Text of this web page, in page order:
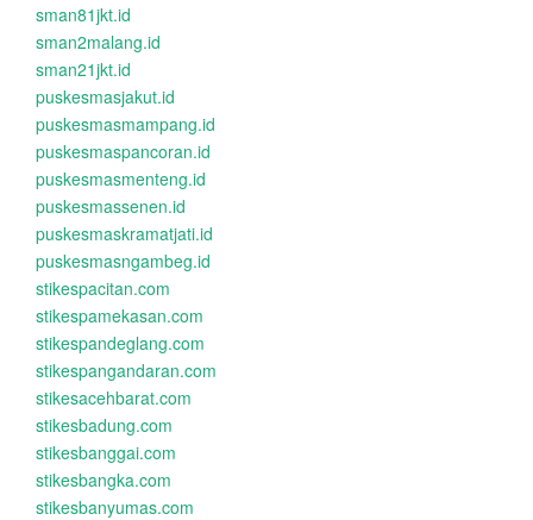
sman81jkt.id
sman2malang.id
sman21jkt.id
puskesmasjakut.id
puskesmasmampang.id
puskesmaspancoran.id
puskesmasmenteng.id
puskesmassenen.id
puskesmaskramatjati.id
puskesmasngambeg.id
stikespacitan.com
stikespamekasan.com
stikespandeglang.com
stikespangandaran.com
stikesacehbarat.com
stikesbadung.com
stikesbanggai.com
stikesbangka.com
stikesbanyumas.com